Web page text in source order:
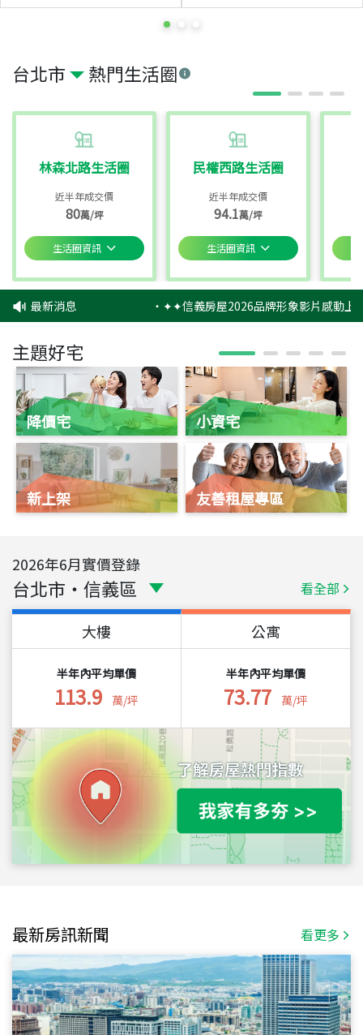
台北市 熱門生活圈
林森北路生活圈
近半年成交價
80萬/坪
生活圈資訊
民權西路生活圈
近半年成交價
94.1萬/坪
生活圈資訊
最新消息 ‧✦✦信義房屋2026品牌形象影片感動上
主題好宅
降價宅
新上架
小資宅
友善租屋專區
2026年6月實價登錄
台北市 ・ 信義區 看全部
大樓
半年內平均單價
113.9 萬/坪
公寓
半年內平均單價
73.77 萬/坪
最新房訊新聞 看更多